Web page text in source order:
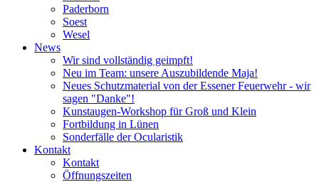
Paderborn
Soest
Wesel
News
Wir sind vollständig geimpft!
Neu im Team: unsere Auszubildende Maja!
Neues Schutzmaterial von der Essener Feuerwehr - wir
sagen "Danke"!
Kunstaugen-Workshop für Groß und Klein
Fortbildung in Lünen
Sonderfälle der Ocularistik
Kontakt
Kontakt
Öffnungszeiten